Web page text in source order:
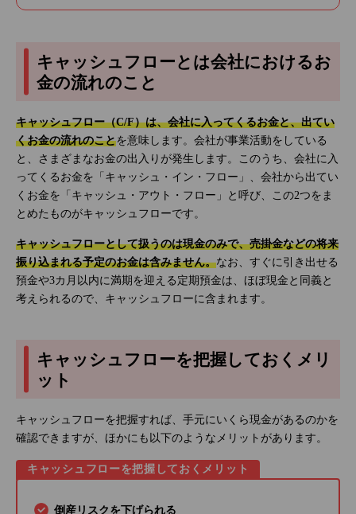
キャッシュフローとは会社におけるお
金の流れのこと
キャッシュフロー（C/F）は、会社に入ってくるお金と、出てい
くお金の流れのことを意味します。会社が事業活動をしている
と、さまざまなお金の出入りが発生します。このうち、会社に入
ってくるお金を「キャッシュ・イン・フロー」、会社から出てい
くお金を「キャッシュ・アウト・フロー」と呼び、この2つをま
とめたものがキャッシュフローです。
キャッシュフローとして扱うのは現金のみで、売掛金などの将来
振り込まれる予定のお金は含みません。なお、すぐに引き出せる
預金や3カ月以内に満期を迎える定期預金は、ほぼ現金と同義と
考えられるので、キャッシュフローに含まれます。
キャッシュフローを把握しておくメリ
ット
キャッシュフローを把握すれば、手元にいくら現金があるのかを
確認できますが、ほかにも以下のようなメリットがあります。
キャッシュフローを把握しておくメリット
倒産リスクを下げられる